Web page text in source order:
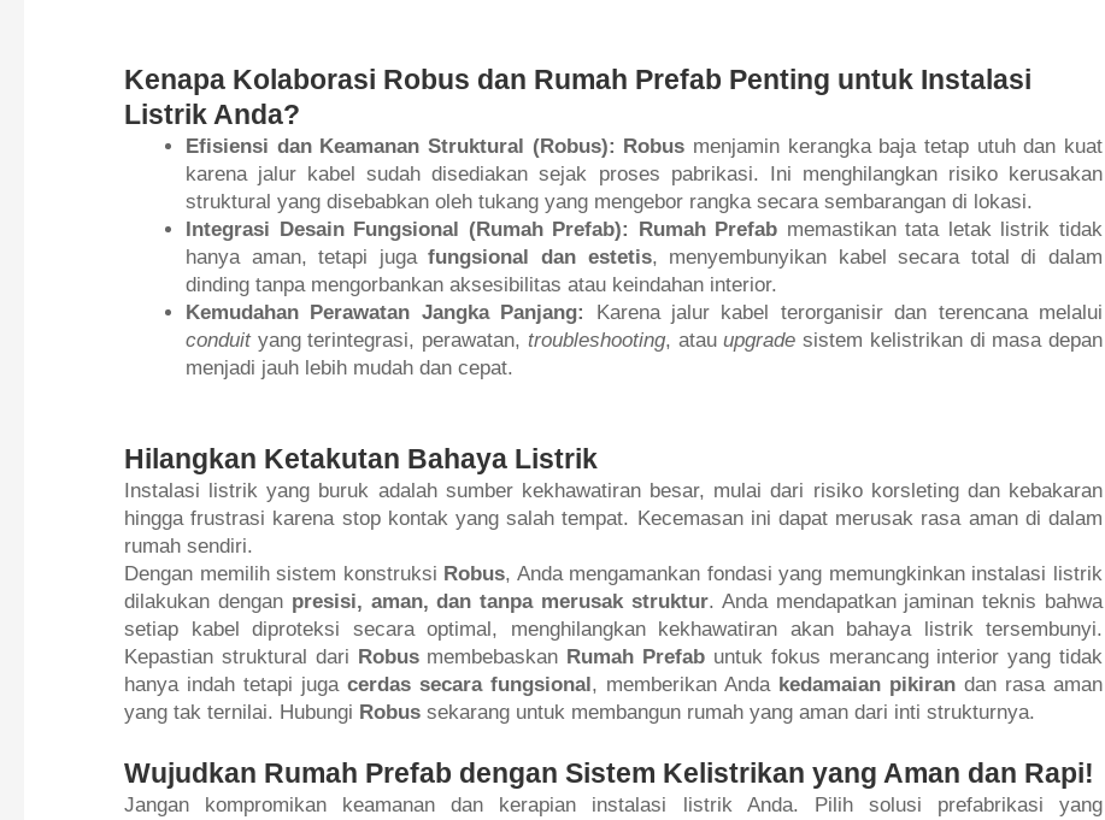
Kenapa Kolaborasi Robus dan Rumah Prefab Penting untuk Instalasi
Listrik Anda?
Efisiensi dan Keamanan Struktural (Robus): Robus menjamin kerangka baja tetap utuh dan kuat
karena jalur kabel sudah disediakan sejak proses pabrikasi. Ini menghilangkan risiko kerusakan
struktural yang disebabkan oleh tukang yang mengebor rangka secara sembarangan di lokasi.
Integrasi Desain Fungsional (Rumah Prefab): Rumah Prefab memastikan tata letak listrik tidak
hanya aman, tetapi jugafungsional dan estetis, menyembunyikan kabel secara total di dalam
dinding tanpa mengorbankan aksesibilitas atau keindahan interior.
Kemudahan Perawatan Jangka Panjang:
Karena jalur kabel terorganisir dan terencana melalui
conduityang terintegrasi, perawatan, troubleshooting, atauupgrade sistem kelistrikan di masa depan
menjadi jauh lebih mudah dan cepat.
Hilangkan Ketakutan Bahaya Listrik
Instalasi listrik yang buruk adalah sumber kekhawatiran besar, mulai dari risiko korsleting dan kebakaran
hingga frustrasi karena stop kontak yang salah tempat. Kecemasan ini dapat merusak rasa aman di dalam
rumah sendiri.
Dengan memilih sistem konstruksi Robus, Anda mengamankan fondasi yang memungkinkan instalasi listrik
dilakukan dengan presisi, aman, dan tanpa merusak struktur. Anda mendapatkan jaminan teknis bahwa
setiap kabel diproteksi secara optimal, menghilangkan kekhawatiran akan bahaya listrik tersembunyi.
Kepastian struktural dari Robusmembebaskan Rumah Prefab untuk fokus merancang interior yang tidak
hanya indah tetapi juga cerdas secara fungsional, memberikan Anda kedamaian pikiran dan rasa aman
yang tak ternilai. Hubungi Robus sekarang untuk membangun rumah yang aman dari inti strukturnya.
Wujudkan Rumah Prefab dengan Sistem Kelistrikan yang Aman dan Rapi!
Jangan kompromikan keamanan dan kerapian instalasi listrik Anda. Pilih solusi prefabrikasi yang